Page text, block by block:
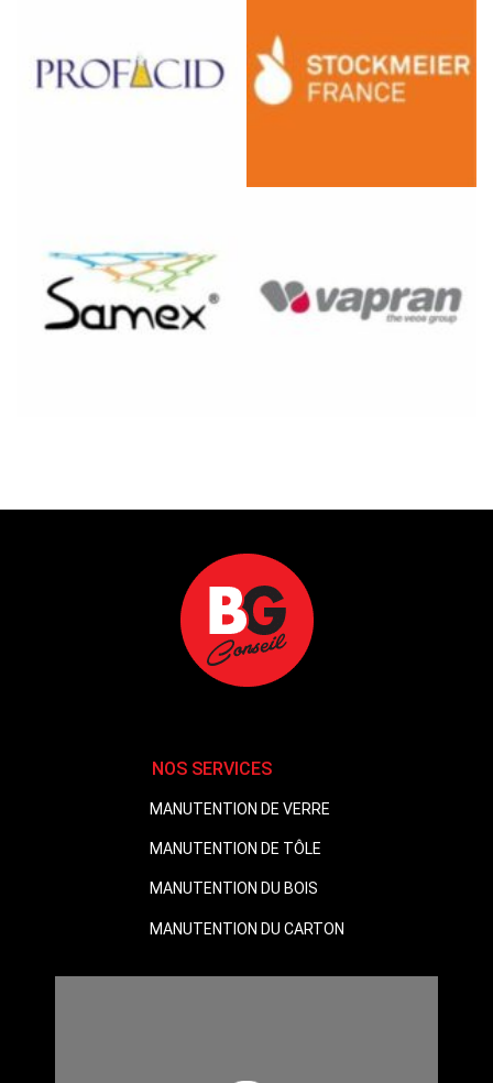
NOS SERVICES
MANUTENTION DE VERRE
MANUTENTION DE TÔLE
MANUTENTION DU BOIS
MANUTENTION DU CARTON